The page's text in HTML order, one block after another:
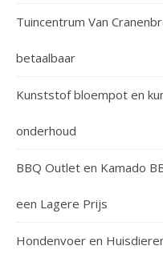
Tuincentrum Van
betaalbaar
Kunststof bloempot en
onderhoud
BBQ Outlet en Kamado
een Lagere Prijs
Hondenvoer en